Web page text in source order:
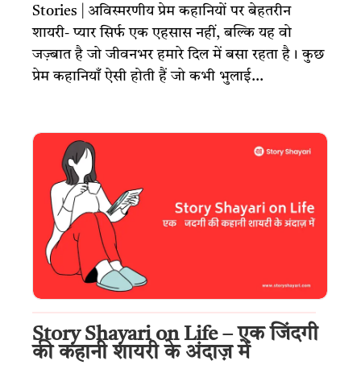
Stories | अविस्मरणीय प्रेम कहानियों पर बेहतरीन
शायरी- प्यार सिर्फ एक एहसास नहीं, बल्कि यह वो
जज़्बात है जो जीवनभर हमारे दिल में बसा रहता है। कुछ
प्रेम कहानियाँ ऐसी होती हैं जो कभी भुलाई...
Story Shayari on Life – एक जिंदगी
की कहानी शायरी के अंदाज़ में